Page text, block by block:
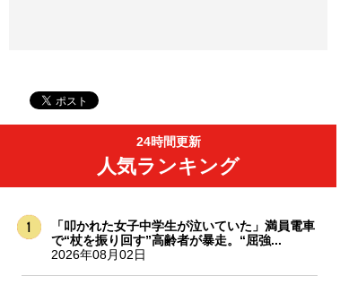
24時間更新
人気ランキング
「叩かれた女子中学生が泣いていた」満員電車
で“杖を振り回す”高齢者が暴走。“屈強...
2026年08月02日